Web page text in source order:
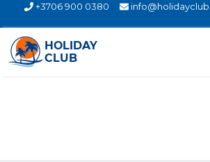
+3706 900 0380